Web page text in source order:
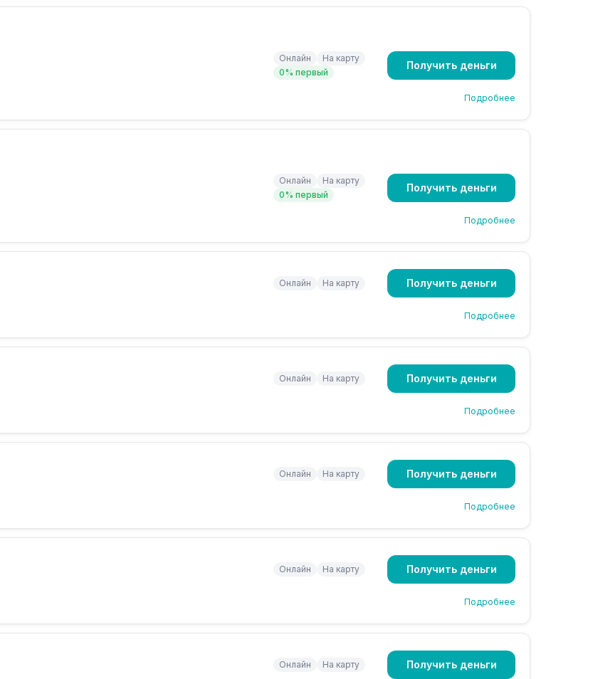
Онлайн
На карту
0% первый
Получить деньги
Подробнее
Онлайн
На карту
0% первый
Получить деньги
Подробнее
Онлайн На карту Получить деньги
Подробнее
Онлайн На карту Получить деньги
Подробнее
Онлайн На карту Получить деньги
Подробнее
Онлайн На карту Получить деньги
Подробнее
Онлайн На карту Получить деньги